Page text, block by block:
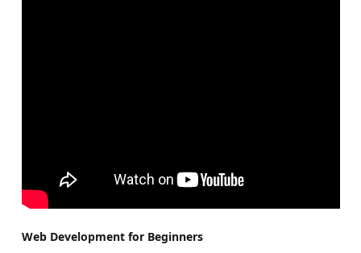
Web Development for Beginners